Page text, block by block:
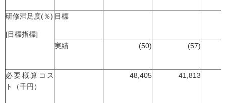
研修満足度(％)
[目標指標]
目標
実績 (50) (57)
必要概算コス
ト（千円）
48,405 41,813